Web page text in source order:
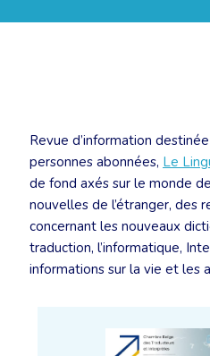
Revue d’information
personnes abonnées, Le
de fond axés sur le monde
nouvelles de l’étranger, des
concernant les nouveaux
traduction, l’informatique,
informations sur la vie et les